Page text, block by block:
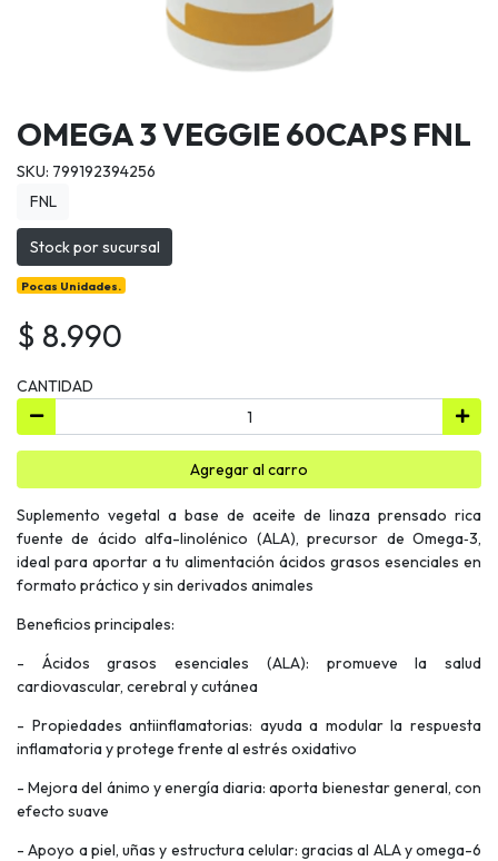
OMEGA 3 VEGGIE 60CAPS FNL
SKU: 799192394256
FNL
Stock por sucursal
Pocas Unidades.
$ 8.990
CANTIDAD
Agregar al carro
Suplemento vegetal a base de aceite de linaza prensado rica
fuente de ácido alfa-linolénico (ALA), precursor de Omega‑3,
ideal para aportar a tu alimentación ácidos grasos esenciales en
formato práctico y sin derivados animales
Beneficios principales:
- Ácidos grasos esenciales (ALA): promueve la salud
cardiovascular, cerebral y cutánea
- Propiedades antiinflamatorias: ayuda a modular la respuesta
inflamatoria y protege frente al estrés oxidativo
- Mejora del ánimo y energía diaria: aporta bienestar general, con
efecto suave
- Apoyo a piel, uñas y estructura celular: gracias al ALA y omega-6